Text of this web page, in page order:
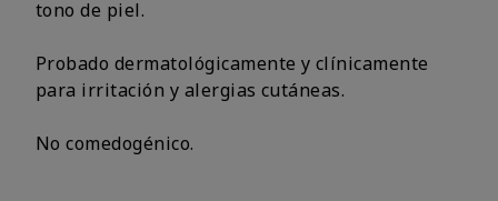
tono de piel.
Probado dermatológicamente y clínicamente
para irritación y alergias cutáneas.
No comedogénico.